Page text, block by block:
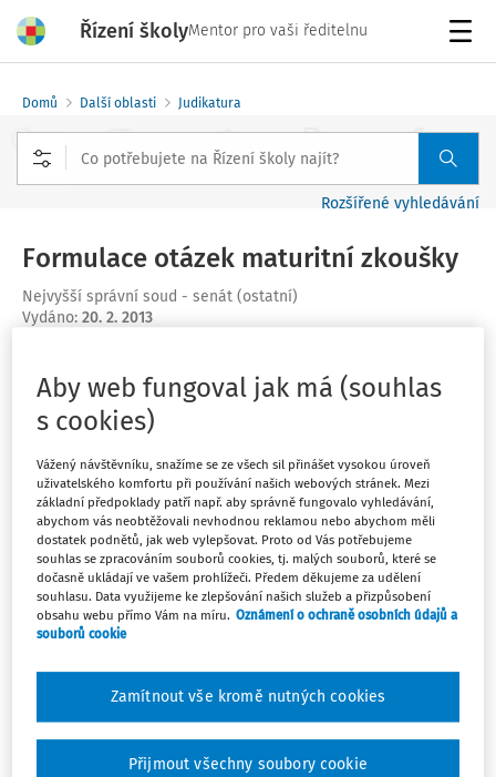
Řízení školyMentor pro vaši ředitelnu
Domů Další oblasti Judikatura
Rozšířené vyhledávání
Formulace otázek maturitní zkoušky
Nejvyšší správní soud - senát (ostatní)
Vydáno: 20. 2. 2013
Máte předplatné? Přihlaste se.
Tento dokument je jen pro
předplatitele.
Nemáte předplatné? Nevadí!
Zaregistrujte se, zadejte telefonní
zdarma plný přístup do webové
Aby web fungoval jak má (souhlas
s cookies)
Vážený návštěvníku, snažíme se ze všech sil přinášet vysokou úroveň
uživatelského komfortu při používání našich webových stránek. Mezi
základní předpoklady patří např. aby správně fungovalo vyhledávání,
abychom vás neobtěžovali nevhodnou reklamou nebo abychom měli
dostatek podnětů, jak web vylepšovat. Proto od Vás potřebujeme
souhlas se zpracováním souborů cookies, tj. malých souborů, které se
dočasně ukládají ve vašem prohlížeči. Předem děkujeme za udělení
souhlasu. Data využijeme ke zlepšování našich služeb a přizpůsobení
obsahu webu přímo Vám na míru. Oznámení o ochraně osobních údajů a
souborů cookie
Zamítnout vše kromě nutných cookies
Přijmout všechny soubory cookie